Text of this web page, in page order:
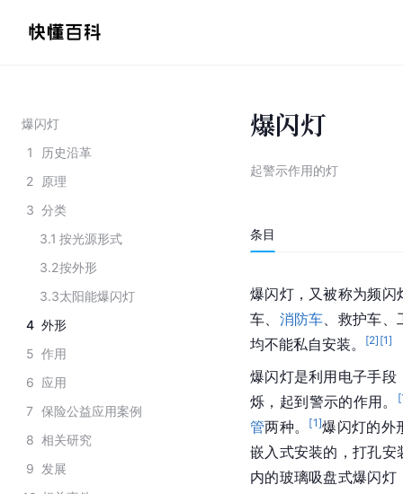
爆闪灯
1
历史沿革
2
原理
3 分类
3.1 按光源形式
3.2按外形
3.3太阳能爆闪灯
4 外形
5 作用
6 应用
7 保险公益应用案例
8 相关研究
9 发展
爆闪灯
起警示作用的灯
条目
爆闪灯，又被称为频闪
车、 消防车 、救护车
均不能私自安装。
[2] [1]
爆闪灯是利用电子手段
烁，起到警示的作用。
[
管两种。 [1]爆闪灯的外
嵌入式安装的，打孔安
内的玻璃吸盘式爆闪